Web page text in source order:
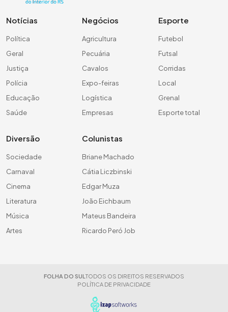
Notícias
Política
Geral
Justiça
Polícia
Educação
Saúde
Negócios
Agricultura
Pecuária
Cavalos
Expo-feiras
Logística
Empresas
Esporte
Futebol
Futsal
Corridas
Local
Grenal
Esporte total
Diversão
Sociedade
Carnaval
Cinema
Literatura
Música
Artes
Colunistas
Briane Machado
Cátia Liczbinski
Edgar Muza
João Eichbaum
Mateus Bandeira
Ricardo Peró Job
FOLHA DO SUL TODOS OS DIREITOS RESERVADOS
POLÍTICA DE PRIVACIDADE